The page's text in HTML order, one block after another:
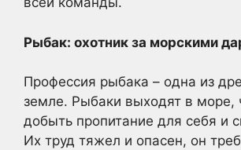
Рыбак: охотник за морскими
Профессия рыбака – одна из
земле. Рыбаки выходят в море,
добыть пропитание для себя и
Их труд тяжел и опасен, он